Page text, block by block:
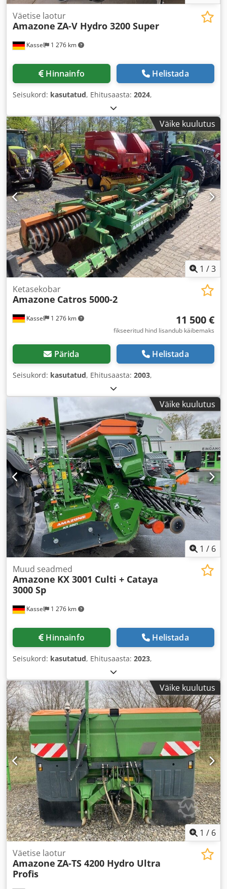
Kassel 1 276 km
Väetise laotur
Amazone ZA-V Hydro 3200 Super
Hinnainfo Helistada
Seisukord: kasutatud, Ehitusaasta: 2024,
Väike kuulutus
1 /3
Kassel 1 276 km
Ketasekobar
Amazone Catros 5000-2
11 500 €
fikseeritud hind lisandub käibemaks
Pärida Helistada
Seisukord: kasutatud, Ehitusaasta: 2003,
Väike kuulutus
1 / 6
Kassel 1 276 km
Muud seadmed
Amazone KX 3001 Culti + Cataya
3000 Sp
Hinnainfo Helistada
Seisukord: kasutatud, Ehitusaasta: 2023,
Väike kuulutus
1 / 6
Väetise laotur
Amazone ZA-TS 4200 Hydro Ultra
Profis